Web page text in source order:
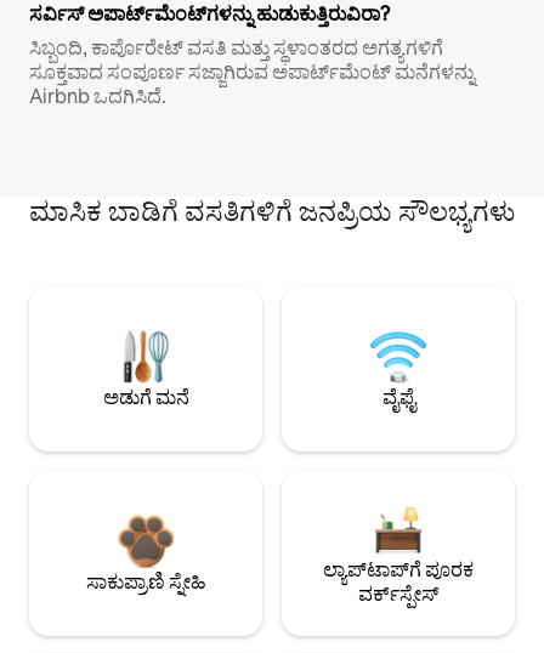
ಸರ್ವಿಸ್ ಅಪಾರ್ಟ್‌ಮೆಂಟ್‌ಗಳನ್ನು ಹುಡುಕುತ್ತಿರುವಿರಾ?
ಸಿಬ್ಬಂದಿ, ಕಾರ್ಪೊರೇಟ್ ವಸತಿ ಮತ್ತು ಸ್ಥಳಾಂತರದ ಅಗತ್ಯಗಳಿಗೆ
ಸೂಕ್ತವಾದ ಸಂಪೂರ್ಣ ಸಜ್ಜಾಗಿರುವ ಅಪಾರ್ಟ್‌ಮೆಂಟ್ ಮನೆಗಳನ್ನು
Airbnb ಒದಗಿಸಿದೆ.
ಮಾಸಿಕ ಬಾಡಿಗೆ ವಸತಿಗಳಿಗೆ ಜನಪ್ರಿಯ ಸೌಲಭ್ಯಗಳು
ಅಡುಗೆ ಮನೆ ವೈಫೈ
ಸಾಕುಪ್ರಾಣಿ ಸ್ನೇಹಿ
ಲ್ಯಾಪ್‌ಟಾಪ್‌ಗೆ ಪೂರಕ
ವರ್ಕ್‌ಸ್ಪೇಸ್